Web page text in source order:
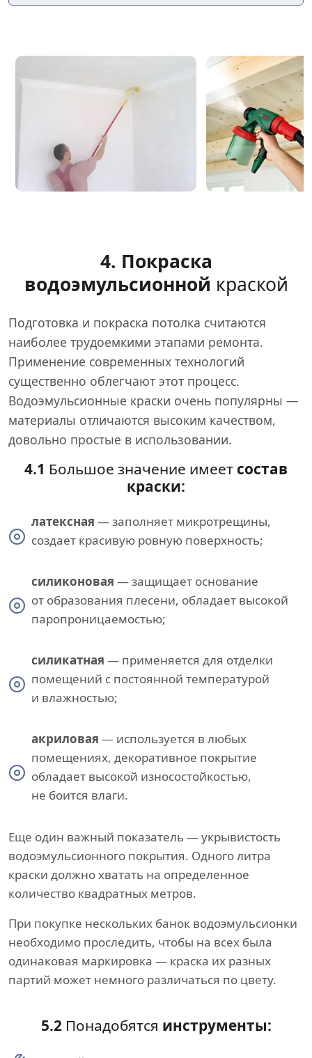
4. Покраска
водоэмульсионной краской
Подготовка и покраска потолка считаются
наиболее трудоемкими этапами ремонта.
Применение современных технологий
существенно облегчают этот процесс.
Водоэмульсионные краски очень популярны —
материалы отличаются высоким качеством,
довольно простые в использовании.
4.1 Большое значение имеет состав
краски:
латексная — заполняет микротрещины,
создает красивую ровную поверхность;
силиконовая — защищает основание
от образования плесени, обладает высокой
паропроницаемостью;
силикатная — применяется для отделки
помещений с постоянной температурой
и влажностью;
акриловая — используется в любых
помещениях, декоративное покрытие
обладает высокой износостойкостью,
не боится влаги.
Еще один важный показатель — укрывистость
водоэмульсионного покрытия. Одного литра
краски должно хватать на определенное
количество квадратных метров.
При покупке нескольких банок водоэмульсионки
необходимо проследить, чтобы на всех была
одинаковая маркировка — краска их разных
партий может немного различаться по цвету.
5.2Понадобятся инструменты: